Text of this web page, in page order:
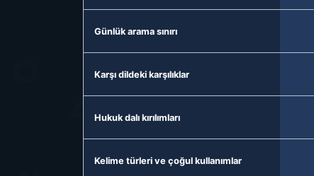
Günlük arama sınırı
Karşı dildeki karşılıklar
Hukuk dalı kırılımları
Kelime türleri ve çoğul kullanımlar